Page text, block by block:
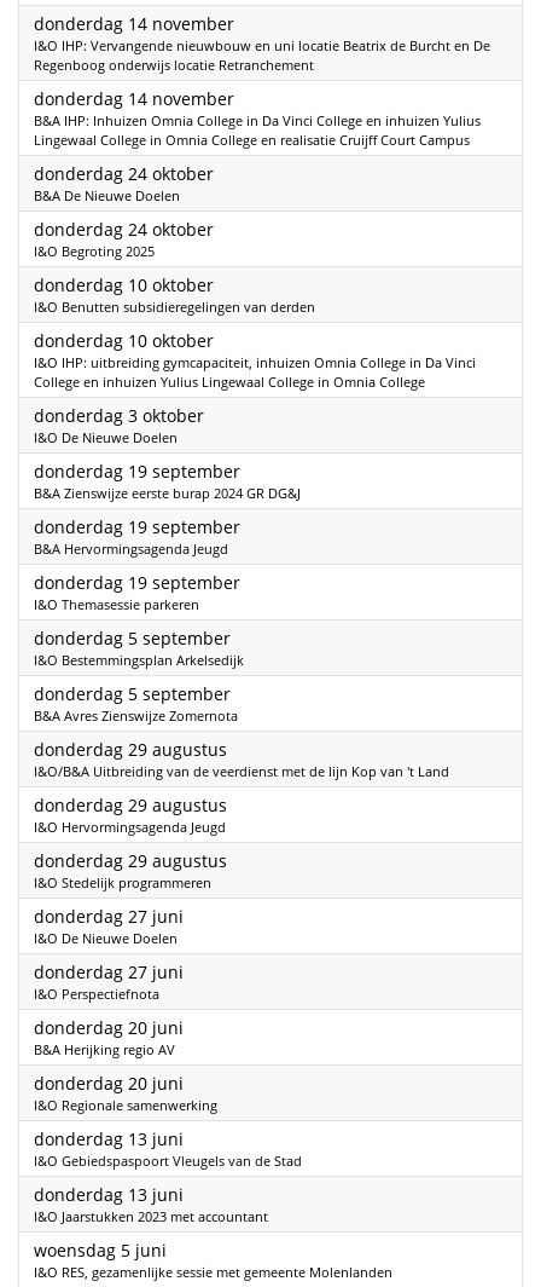
donderdag 14 november2024
I&O IHP: Vervangende nieuwbouw en uni locatie Beatrix de Burcht en De
Regenboog onderwijs locatie Retranchement
donderdag 14 november2024
B&A IHP: Inhuizen Omnia College in Da Vinci College en inhuizen Yulius
Lingewaal College in Omnia College en realisatie Cruijff Court Campus
donderdag 24 oktober2024
B&A De Nieuwe Doelen
donderdag 24 oktober2024
I&O Begroting 2025
donderdag 10 oktober2024
I&O Benutten subsidieregelingen van derden
donderdag 10 oktober2024
I&O IHP: uitbreiding gymcapaciteit, inhuizen Omnia College in Da Vinci
College en inhuizen Yulius Lingewaal College in Omnia College
donderdag 3 oktober2024
I&O De Nieuwe Doelen
donderdag 19 september2024
B&A Zienswijze eerste burap 2024 GR DG&J
donderdag 19 september2024
B&A Hervormingsagenda Jeugd
donderdag 19 september2024
I&O Themasessie parkeren
donderdag 5 september2024
I&O Bestemmingsplan Arkelsedijk
donderdag 5 september2024
B&A Avres Zienswijze Zomernota
donderdag 29 augustus
I&O/B&A Uitbreiding van de veerdienst met de lijn Kop van 't Land
donderdag 29 augustus
I&O Hervormingsagenda Jeugd
donderdag 29 augustus
I&O Stedelijk programmeren
donderdag 27 juni
I&O De Nieuwe Doelen
donderdag 27 juni
I&O Perspectiefnota
donderdag 20 juni
B&A Herijking regio AV
donderdag 20 juni
I&O Regionale samenwerking
donderdag 13 juni
I&O Gebiedspaspoort Vleugels van de Stad
donderdag 13 juni
I&O Jaarstukken 2023 met accountant
woensdag 5 juni
I&O RES, gezamenlijke sessie met gemeente Molenlanden